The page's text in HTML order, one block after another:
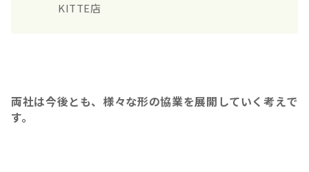
KITTE店
両社は今後とも、様々な形の協業を展開していく考えで
す。